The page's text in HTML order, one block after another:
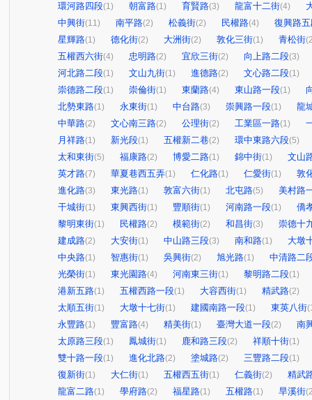
環河路四段(1) 朝富路(1) 育賢路(3) 龍富十二街(4)
中興街(11) 南平路(2) 松義街(2) 民權路(4)
復興路
星輝路(1) 德化街(2) 大洲街(2) 敦化三街(1) 青松街
五權西六街(4) 忠明路(2) 宜欣三街(2) 向上路二段(3)
河北路二段(1) 文山九街(1) 進德路(2) 文心路二段(1)
崇德路二段(1) 崇倫街(1) 東蘭路(4) 東山路一段(1)
北勢東路(1) 永東街(1) 中台路(3) 崇興路一段(1)
龍
中華路(2) 文心南三路(2) 公理街(2) 工業區一路(1)
月祥路(1) 新光段(1) 五權新二巷(2) 環中東路六段(5)
太和東街(5) 福康路(2) 博愛二路(1) 錦中街(1)
文山
英才路(7) 華夏巷西五弄(1) 仁化路(1) 仁愛街(1)
敦
進化路(3) 東光路(1) 敦富六街(1) 北屯路(5)
美村路
干城街(1) 東興西街(1) 豐順街(1) 河南路一段(1)
僑
黎明東街(1) 民權路(2) 模範街(2) 和昌街(3)
崇德十
建成路(2) 大安街(1) 中山路三段(3) 南和路(1)
大墩
中央路(1) 智惠街(1) 吳興街(2) 旭光路(1)
中清路二
光榮街(1) 東光園路(4) 河南東三街(1) 黎明路二段(1)
港新五路(1) 五權西路一段(1) 大容西街(1) 精武路(2)
太順五街(1) 大墩十七街(1) 建國南路一段(1) 東英八街
永豐路(1) 豐富路(4) 精美街(1) 臺灣大道一段(2)
南
太原路三段(1) 鳳城街(1) 鹿和路三段(2) 祥順十街(1)
雙十路一段(1) 進化北路(2) 塗城路(2) 三豐路二段(1)
復新街(1) 大仁街(1) 五權西五街(1) 仁義街(2)
精武
龍富二路(1) 學府路(2) 福星路(1) 五權路(1) 旱溪街